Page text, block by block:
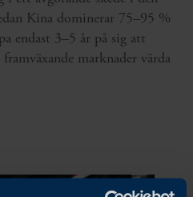
Kina dominerar 75–95 %
endast 3–5 år på sig att
marknader värda